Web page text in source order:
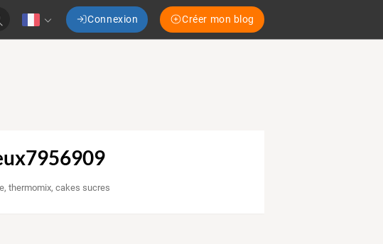
Connexion Créer mon blog
,thermomix,cakes sucres